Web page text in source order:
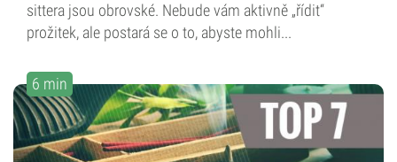
sittera jsou obrovské. Nebude vám aktivně „řídit“
prožitek, ale postará se o to, abyste mohli...
6 min